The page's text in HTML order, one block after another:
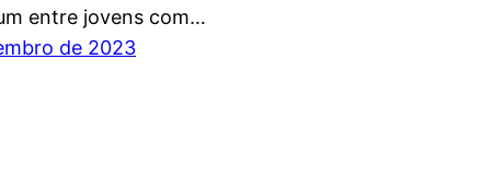
entre jovens com…
de 2023